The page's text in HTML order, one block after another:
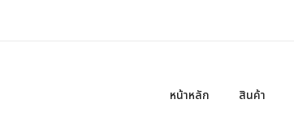
หน้าหลัก สินค้า